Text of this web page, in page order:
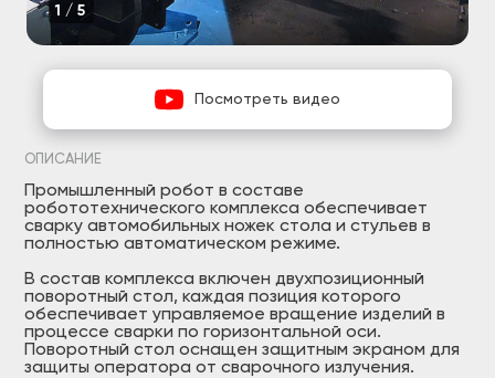
Посмотреть видео
ОПИСАНИЕ
Промышленный робот в составе
робототехнического комплекса обеспечивает
сварку автомобильных ножек стола и стульев в
полностью автоматическом режиме.
В состав комплекса включен двухпозиционный
поворотный стол, каждая позиция которого
обеспечивает управляемое вращение изделий в
процессе сварки по горизонтальной оси.
Поворотный стол оснащен защитным экраном для
защиты оператора от сварочного излучения.
1/5